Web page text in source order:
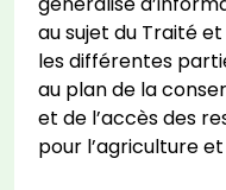
au sujet du Traité
les différentes
au plan de la
et de l’accès des
pour l’agriculture